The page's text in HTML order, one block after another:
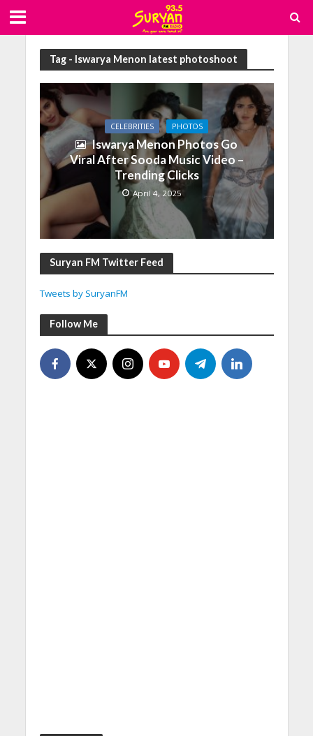
Tag - Iswarya Menon latest photoshoot
CELEBRITIES PHOTOS
Iswarya Menon Photos Go
Viral After Sooda Music Video –
Trending Clicks
April 4, 2025
Suryan FM Twitter Feed
Tweets by SuryanFM
Follow Me